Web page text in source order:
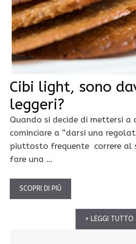
Cibi light, sono
leggeri?
Quando si decide di mettersi a
cominciare a “darsi una
piuttosto frequente correre al
fare una …
SCOPRI DI PIÙ
+ LEGGI TUTTO